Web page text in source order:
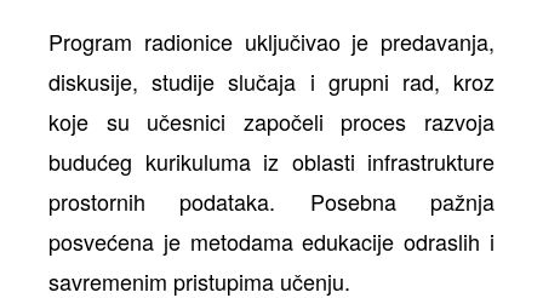
Program radionice uključivao je predavanja,
diskusije, studije slučaja i grupni rad, kroz
koje su učesnici započeli proces razvoja
budućeg kurikuluma iz oblasti infrastrukture
prostornih podataka. Posebna pažnja
posvećena je metodama edukacije odraslih i
savremenim pristupima učenju.